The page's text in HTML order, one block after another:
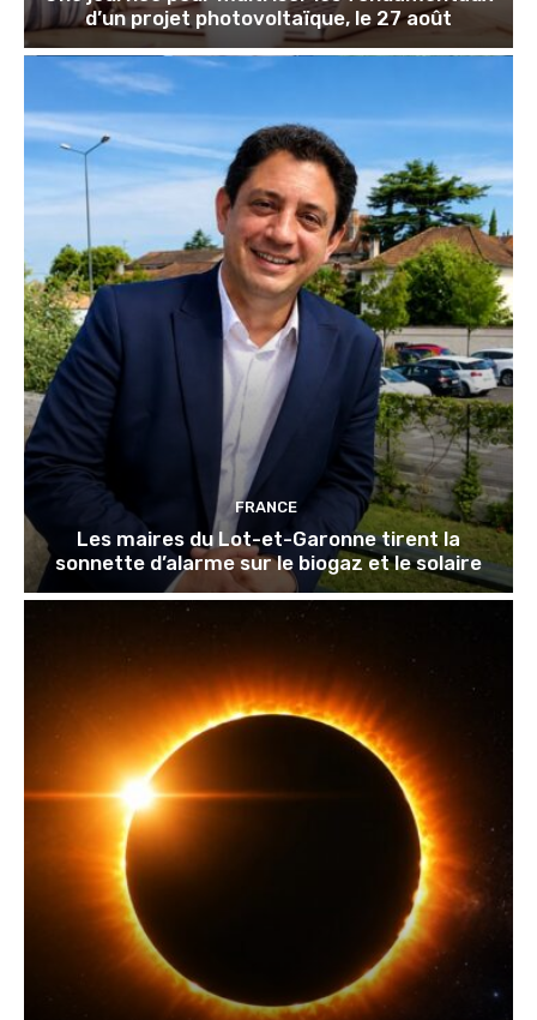
d’un projet photovoltaïque, le 27 août
FRANCE
Les maires du Lot-et-Garonne tirent la
sonnette d’alarme sur le biogaz et le solaire